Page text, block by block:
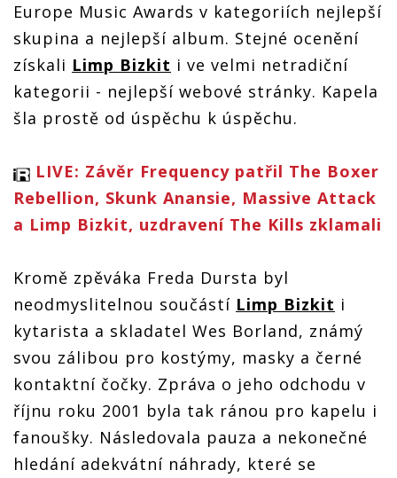
Europe Music Awards v kategoriích nejlepší
skupina a nejlepší album. Stejné ocenění
získali Limp Bizkit i ve velmi netradiční
kategorii - nejlepší webové stránky. Kapela
šla prostě od úspěchu k úspěchu.
LIVE: Závěr Frequency patřil The Boxer
Rebellion, Skunk Anansie, Massive Attack
a Limp Bizkit, uzdravení The Kills zklamali
Kromě zpěváka Freda Dursta byl
neodmyslitelnou součástí Limp Bizkit i
kytarista a skladatel Wes Borland, známý
svou zálibou pro kostýmy, masky a černé
kontaktní čočky. Zpráva o jeho odchodu v
říjnu roku 2001 byla tak ránou pro kapelu i
fanoušky. Následovala pauza a nekonečné
hledání adekvátní náhrady, které se